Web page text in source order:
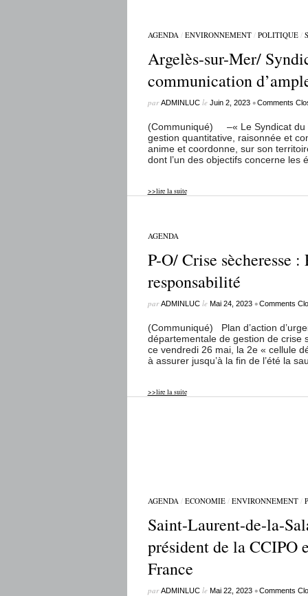
AGENDA/ ENVIRONNEMENT/ POLITIQUE/
Argelès-sur-Mer/
communication
parADMINLUCle Juin 2, 2023 •Comments
(Communiqué) –« Le Syndicat du
gestion quantitative, raisonnée et
anime et coordonne, sur son
dont l’un des objectifs concerne les
>>lire la suite
AGENDA
P-O/ Crise sècheresse :
responsabilité
parADMINLUCle Mai 24, 2023 •Comments
(Communiqué) Plan d’action
départementale de gestion de crise
ce vendredi 26 mai, la 2e « cellule
à assurer jusqu’à la fin de l’été la
>>lire la suite
AGENDA/ ECONOMIE/ ENVIRONNEMENT/
Saint-Laurent-de-la-
président de la CCIPO
France
parADMINLUCle Mai 22, 2023 •Comments